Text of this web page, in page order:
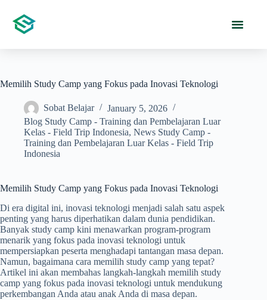
Memilih Study Camp yang Fokus pada Inovasi Teknologi
Sobat Belajar
January 5, 2026
Blog Study Camp - Training dan Pembelajaran Luar
Kelas - Field Trip Indonesia, News Study Camp -
Training dan Pembelajaran Luar Kelas - Field Trip
Indonesia
Memilih Study Camp yang Fokus pada Inovasi Teknologi
Di era digital ini, inovasi teknologi menjadi salah satu aspek
penting yang harus diperhatikan dalam dunia pendidikan.
Banyak study camp kini menawarkan program-program
menarik yang fokus pada inovasi teknologi untuk
mempersiapkan peserta menghadapi tantangan masa depan.
Namun, bagaimana cara memilih study camp yang tepat?
Artikel ini akan membahas langkah-langkah memilih study
camp yang fokus pada inovasi teknologi untuk mendukung
perkembangan Anda atau anak Anda di masa depan.